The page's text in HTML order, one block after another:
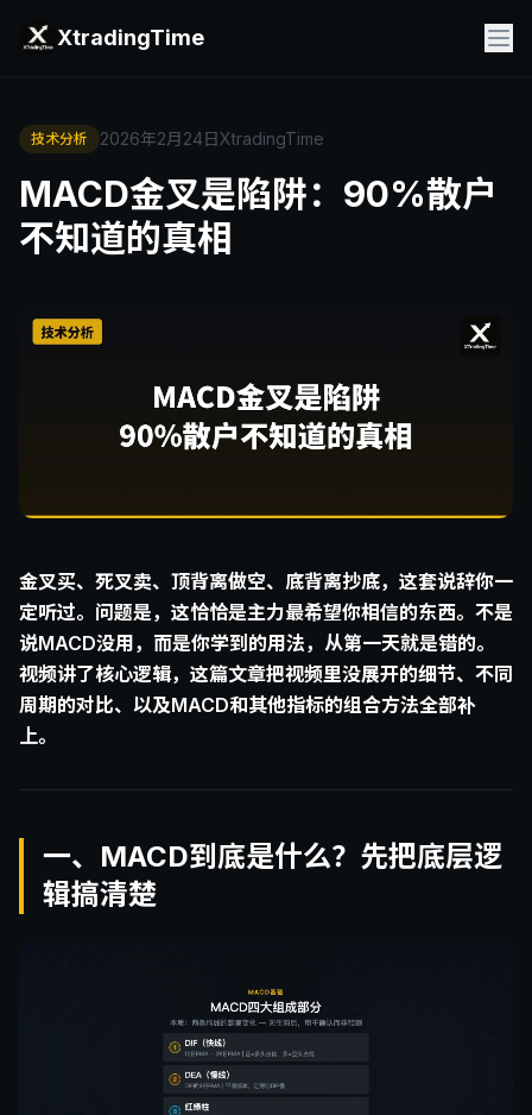
XtradingTime
技术分析 2026年2月24日XtradingTime
MACD金叉是陷阱：90%散户
不知道的真相
金叉买、死叉卖、顶背离做空、底背离抄底，这套说辞你一
定听过。问题是，这恰恰是主力最希望你相信的东西。不是
说MACD没用，而是你学到的用法，从第一天就是错的。
视频讲了核心逻辑，这篇文章把视频里没展开的细节、不同
周期的对比、以及MACD和其他指标的组合方法全部补
上。
一、MACD到底是什么？先把底层逻
辑搞清楚